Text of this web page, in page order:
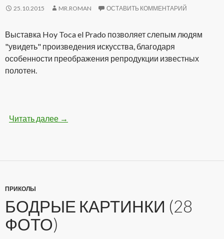
25.10.2015 MR.ROMAN ОСТАВИТЬ КОММЕНТАРИЙ
Выставка Hoy Toca el Prado позволяет слепым людям
"увидеть" произведения искусства, благодаря
особенности преображения репродукции известных
полотен.
Читать далее Самая необычная выставка картин для
→
ПРИКОЛЫ
БОДРЫЕ КАРТИНКИ (28
ФОТО)